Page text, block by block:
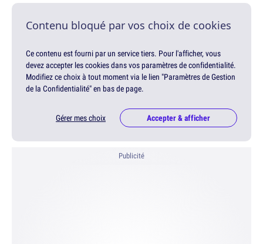
Contenu bloqué par vos choix de cookies
Ce contenu est fourni par un service tiers. Pour l'afficher, vous
devez accepter les cookies dans vos paramètres de confidentialité.
Modifiez ce choix à tout moment via le lien "Paramètres de Gestion
de la Confidentialité" en bas de page.
Gérer mes choix Accepter & afficher
Publicité